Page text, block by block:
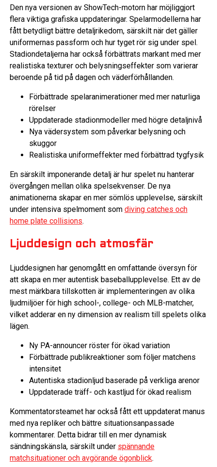
Den nya versionen av ShowTech-motorn har möjliggjort
flera viktiga grafiska uppdateringar. Spelarmodellerna har
fått betydligt bättre detaljrikedom, särskilt när det gäller
uniformernas passform och hur tyget rör sig under spel.
Stadiondetaljerna har också förbättrats markant med mer
realistiska texturer och belysningseffekter som varierar
beroende på tid på dagen och väderförhållanden.
Förbättrade spelaranimerationer med mer naturliga
rörelser
Uppdaterade stadionmodeller med högre detaljnivå
Nya vädersystem som påverkar belysning och
skuggor
Realistiska uniformeffekter med förbättrad tygfysik
En särskilt imponerande detalj är hur spelet nu hanterar
övergången mellan olika spelsekvenser. De nya
animationerna skapar en mer sömlös upplevelse, särskilt
under intensiva spelmoment som diving catches och
home plate collisions.
Ljuddesign och atmosfär
Ljuddesignen har genomgått en omfattande översyn för
att skapa en mer autentisk baseballupplevelse. Ett av de
mest märkbara tillskotten är implementeringen av olika
ljudmiljöer för high school-, college- och MLB-matcher,
vilket adderar en ny dimension av realism till spelets olika
lägen.
Ny PA-announcer röster för ökad variation
Förbättrade publikreaktioner som följer matchens
intensitet
Autentiska stadionljud baserade på verkliga arenor
Uppdaterade träff- och kastljud för ökad realism
Kommentatorsteamet har också fått ett uppdaterat manus
med nya repliker och bättre situationsanpassade
kommentarer. Detta bidrar till en mer dynamisk
sändningskänsla, särskilt under spännande
matchsituationer och avgörande ögonblick.